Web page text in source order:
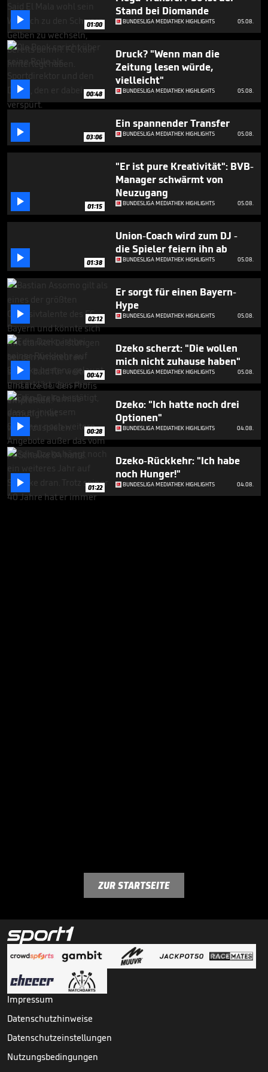
minutes,
seconds
 01:00
Stand bei Diomande
BUNDESLIGA MEDIATHEK HIGHLIGHTS 05.08.
 00:48
Druck? "Wenn man die
Zeitung lesen würde,
vielleicht"
BUNDESLIGA MEDIATHEK HIGHLIGHTS 05.08.
 03:06
Ein spannender Transfer
BUNDESLIGA MEDIATHEK HIGHLIGHTS 05.08.
 01:15
"Er ist pure Kreativität": BVB-
Manager schwärmt von
Neuzugang
BUNDESLIGA MEDIATHEK HIGHLIGHTS 05.08.
 01:38
Union-Coach wird zum DJ -
die Spieler feiern ihn ab
BUNDESLIGA MEDIATHEK HIGHLIGHTS 05.08.
 02:12
Er sorgt für einen Bayern-
Hype
BUNDESLIGA MEDIATHEK HIGHLIGHTS 05.08.
 00:47
Dzeko scherzt: "Die wollen
mich nicht zuhause haben"
BUNDESLIGA MEDIATHEK HIGHLIGHTS 05.08.
 00:28
Dzeko: "Ich hatte noch drei
Optionen"
BUNDESLIGA MEDIATHEK HIGHLIGHTS 04.08.
 01:22
Dzeko-Rückkehr: "Ich habe
noch Hunger!"
BUNDESLIGA MEDIATHEK HIGHLIGHTS 04.08.
ZUR STARTSEITE
Impressum
Datenschutzhinweise
Datenschutzeinstellungen
Nutzungsbedingungen